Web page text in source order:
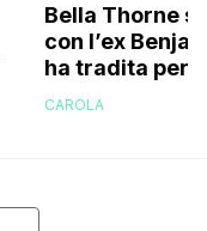
Bella Thorne
con l’ex
ha tradita per
sostenuto che
CAROLA